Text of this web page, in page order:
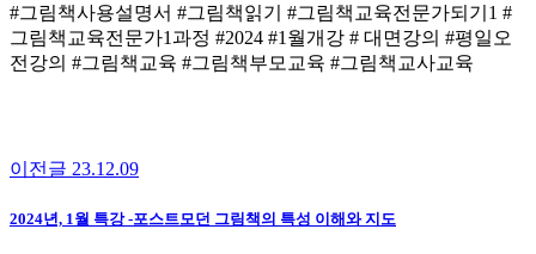
#그림책사용설명서 #그림책읽기 #그림책교육전문가되기1 #
그림책교육전문가1과정 #2024 #1월개강 # 대면강의 #평일오
전강의 #그림책교육 #그림책부모교육 #그림책교사교육
이전글 23.12.09
2024년, 1월 특강 -포스트모던 그림책의 특성 이해와 지도